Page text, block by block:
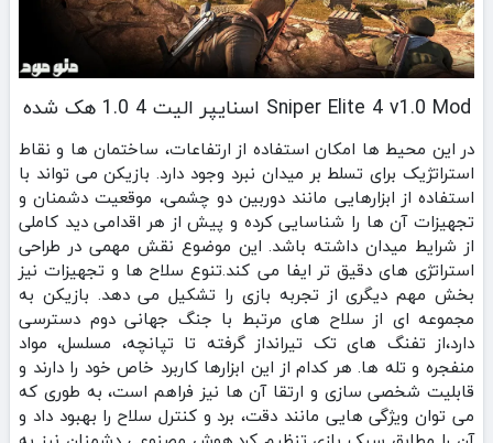
Sniper Elite 4 v1.0 Mod اسنایپر الیت 4 1.0 هک شده
در این محیط‌ ها امکان استفاده از ارتفاعات، ساختمان‌ ها و نقاط
استراتژیک برای تسلط بر میدان نبرد وجود دارد. بازیکن می‌ تواند با
استفاده از ابزارهایی مانند دوربین دو چشمی، موقعیت دشمنان و
تجهیزات آن‌ ها را شناسایی کرده و پیش از هر اقدامی دید کاملی
از شرایط میدان داشته باشد. این موضوع نقش مهمی در طراحی
استراتژی‌ های دقیق‌ تر ایفا می‌ کند.تنوع سلاح‌ ها و تجهیزات نیز
بخش مهم دیگری از تجربه بازی را تشکیل می‌ دهد. بازیکن به
مجموعه‌ ای از سلاح‌ های مرتبط با جنگ جهانی دوم دسترسی
دارد،از تفنگ‌ های تک‌ تیرانداز گرفته تا تپانچه، مسلسل، مواد
منفجره و تله‌ ها. هر کدام از این ابزارها کاربرد خاص خود را دارند و
قابلیت شخصی‌ سازی و ارتقا آن‌ ها نیز فراهم است، به‌ طوری‌ که
می‌ توان ویژگی‌ هایی مانند دقت، برد و کنترل سلاح را بهبود داد و